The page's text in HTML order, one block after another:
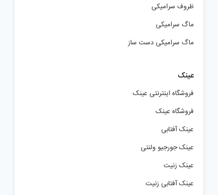
ظروف سرامیکی
ماگ سرامیکی
ماگ سرامیکی دست ساز
عینک
فروشگاه اینترنتی عینک
فروشگاه عینک
عینک آفتابی
عینک جورجیو ولنتی
عینک زنیت
عینک آفتابی زنیت